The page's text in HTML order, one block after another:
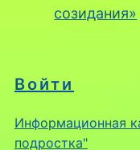
Войти
Информационная
подростка"
созидания»